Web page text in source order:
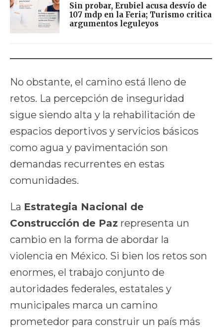
Sin probar, Erubiel acusa desvío de
107 mdp en la Feria; Turismo critica
argumentos leguleyos
No obstante, el camino está lleno de
retos. La percepción de inseguridad
sigue siendo alta y la rehabilitación de
espacios deportivos y servicios básicos
como agua y pavimentación son
demandas recurrentes en estas
comunidades.
La Estrategia Nacional de
Construcción de Paz representa un
cambio en la forma de abordar la
violencia en México. Si bien los retos son
enormes, el trabajo conjunto de
autoridades federales, estatales y
municipales marca un camino
prometedor para construir un país más